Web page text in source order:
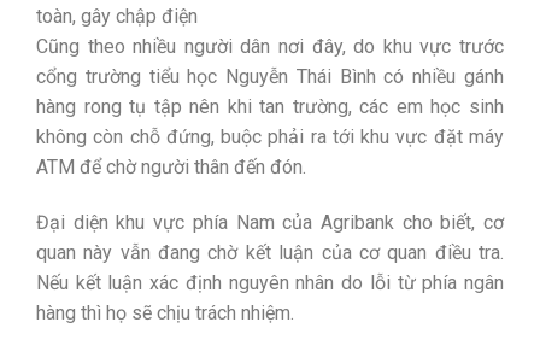
toàn, gây chập điện
Cũng theo nhiều người dân nơi đây, do khu vực trước
cổng trường tiểu học Nguyễn Thái Bình có nhiều gánh
hàng rong tụ tập nên khi tan trường, các em học sinh
không còn chỗ đứng, buộc phải ra tới khu vực đặt máy
ATM để chờ người thân đến đón.
Đại diện khu vực phía Nam của Agribank cho biết, cơ
quan này vẫn đang chờ kết luận của cơ quan điều tra.
Nếu kết luận xác định nguyên nhân do lỗi từ phía ngân
hàng thì họ sẽ chịu trách nhiệm.